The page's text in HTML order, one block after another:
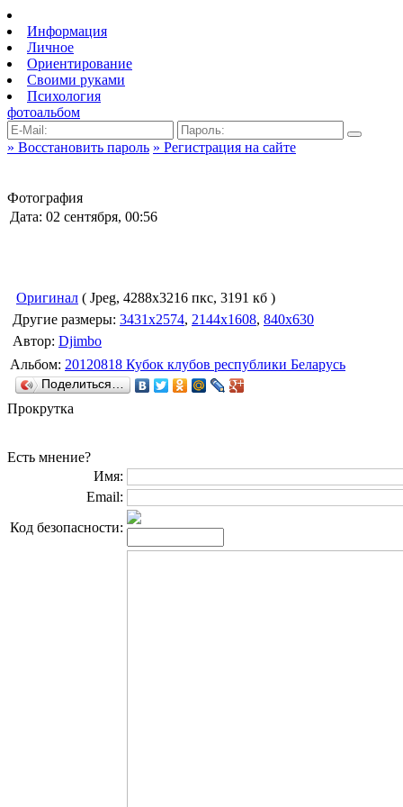
Информация
Личное
Ориентирование
Своими руками
Психология
фотоальбом
» Восстановить пароль » Регистрация на сайте
Фотография
Дата: 02 сентября, 00:56
Оригинал ( Jpeg, 4288x3216 пкс, 3191 кб )
Другие размеры: 3431x2574, 2144x1608, 840x630
Автор: Djimbo
Альбом: 20120818 Кубок клубов республики Беларусь
Поделиться…
Прокрутка
Есть мнение?
Имя:
Email:
Код безопасности: